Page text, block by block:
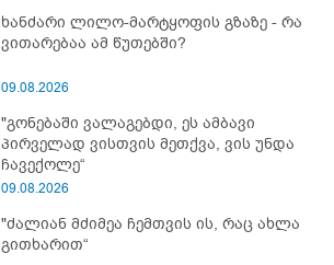
ხანძარი ლილო-მარტყოფის გზაზე - რა
ვითარებაა ამ წუთებში?
09.08.2026
"გონებაში ვალაგებდი, ეს ამბავი
პირველად ვისთვის მეთქვა, ვის უნდა
ჩავექოლე“
09.08.2026
"ძალიან მძიმეა ჩემთვის ის, რაც ახლა
გითხარით“